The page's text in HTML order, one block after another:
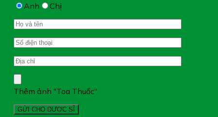
Anh Chị
Thêm ảnh "Toa Thuốc"